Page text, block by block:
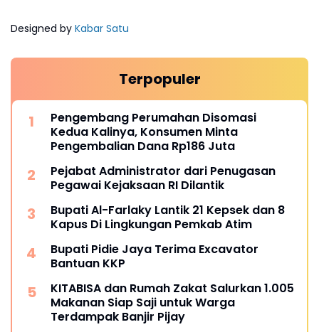
Designed by Kabar Satu
Terpopuler
Pengembang Perumahan Disomasi
Kedua Kalinya, Konsumen Minta
Pengembalian Dana Rp186 Juta
Pejabat Administrator dari Penugasan
Pegawai Kejaksaan RI Dilantik
Bupati Al-Farlaky Lantik 21 Kepsek dan 8
Kapus Di Lingkungan Pemkab Atim
Bupati Pidie Jaya Terima Excavator
Bantuan KKP
KITABISA dan Rumah Zakat Salurkan 1.005
Makanan Siap Saji untuk Warga
Terdampak Banjir Pijay